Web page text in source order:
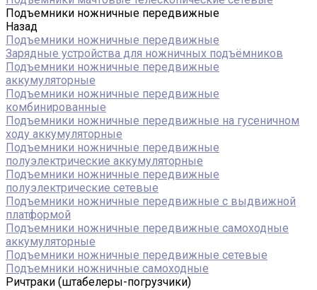
Подъемники ножничные передвижные
Назад
Подъемники ножничные передвижные
Зарядные устройства для ножничных подъёмников
Подъемники ножничные передвижные
аккумуляторные
Подъемники ножничные передвижные
комбинированные
Подъемники ножничные передвижные на гусеничном
ходу аккумуляторные
Подъемники ножничные передвижные
полуэлектрические аккумуляторные
Подъемники ножничные передвижные
полуэлектрические сетевые
Подъемники ножничные передвижные с выдвижной
платформой
Подъемники ножничные передвижные самоходные
аккумуляторные
Подъемники ножничные передвижные сетевые
Подъемники ножничные самоходные
Ричтраки (штабелеры-погрузчики)